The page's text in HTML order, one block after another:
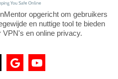
opgericht om gebruikers
en nuttige tool te bieden
VPN's en online privacy.